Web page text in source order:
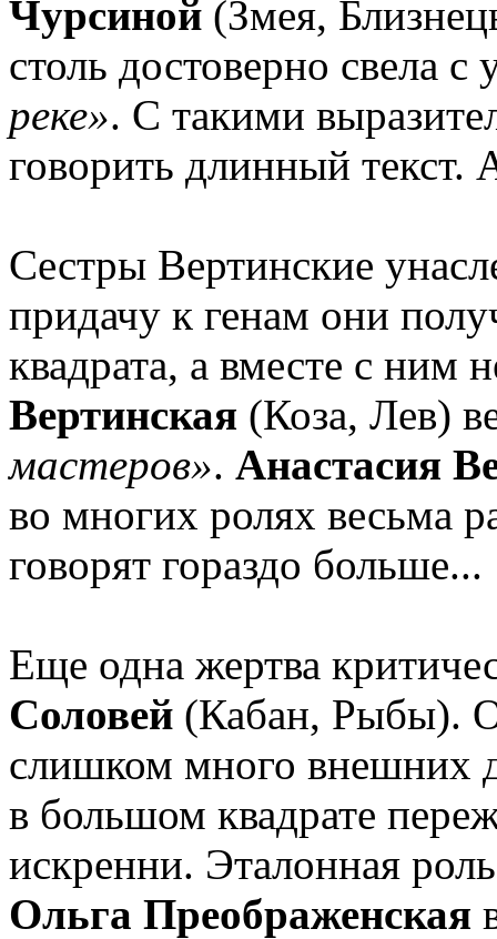
Чурсиной (Змея,
столь достоверно свела
реке». С такими
говорить длинный
Сестры Вертинские
придачу к генам они
квадрата, а вместе с ним
Вертинская (Коза, Лев)
мастеров». Анастасия
во многих ролях весьма
говорят гораздо больше...
Еще одна жертва
Соловей (Кабан, Рыбы).
слишком много внешних
в большом квадрате
искренни. Эталонная
Ольга Преображенская